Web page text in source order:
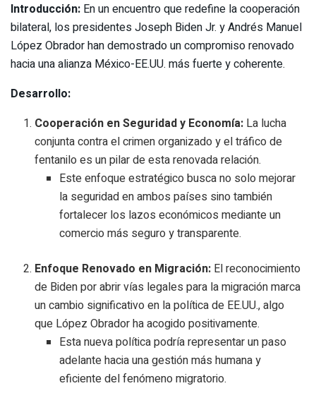
Introducción: En un encuentro que redefine la cooperación
bilateral, los presidentes Joseph Biden Jr. y Andrés Manuel
López Obrador han demostrado un compromiso renovado
hacia una alianza México-EE.UU. más fuerte y coherente.
Desarrollo:
Cooperación en Seguridad y Economía: La lucha
conjunta contra el crimen organizado y el tráfico de
fentanilo es un pilar de esta renovada relación.
Este enfoque estratégico busca no solo mejorar
la seguridad en ambos países sino también
fortalecer los lazos económicos mediante un
comercio más seguro y transparente.
Enfoque Renovado en Migración: El reconocimiento
de Biden por abrir vías legales para la migración marca
un cambio significativo en la política de EE.UU., algo
que López Obrador ha acogido positivamente.
Esta nueva política podría representar un paso
adelante hacia una gestión más humana y
eficiente del fenómeno migratorio.